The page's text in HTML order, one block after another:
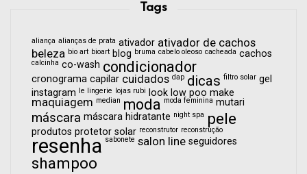
Tags
aliança alianças de prata ativador ativador de cachos
beleza bio art bioart blog bruma cabelo oleoso cacheada cachos
calcinha co-wash condicionador
cronograma capilar cuidados dap dicas filtro solar gel
instagram le lingerie lojas rubi look low poo make
maquiagem median moda moda feminina mutari
máscara máscara hidratante night spa pele
produtos protetor solar reconstrutor reconstrução
resenha sabonete salon line seguidores
shampoo